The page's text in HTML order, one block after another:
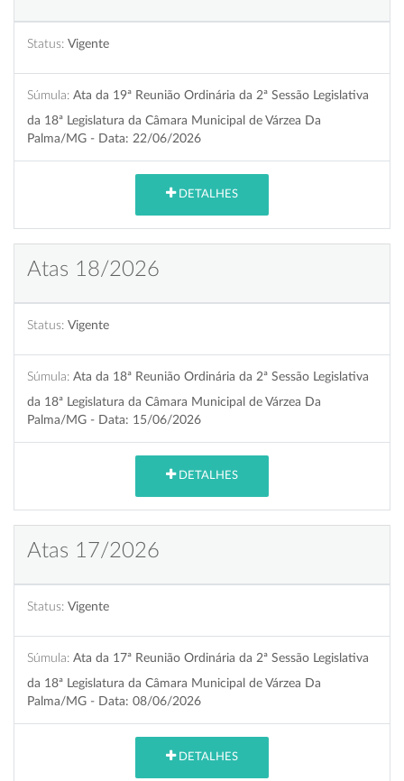
Status: Vigente
Súmula: Ata da 19ª Reunião Ordinária da 2ª Sessão Legislativa
da 18ª Legislatura da Câmara Municipal de Várzea Da
Palma/MG - Data: 22/06/2026
DETALHES
Atas 18/2026
Status: Vigente
Súmula: Ata da 18ª Reunião Ordinária da 2ª Sessão Legislativa
da 18ª Legislatura da Câmara Municipal de Várzea Da
Palma/MG - Data: 15/06/2026
DETALHES
Atas 17/2026
Status: Vigente
Súmula: Ata da 17ª Reunião Ordinária da 2ª Sessão Legislativa
da 18ª Legislatura da Câmara Municipal de Várzea Da
Palma/MG - Data: 08/06/2026
DETALHES